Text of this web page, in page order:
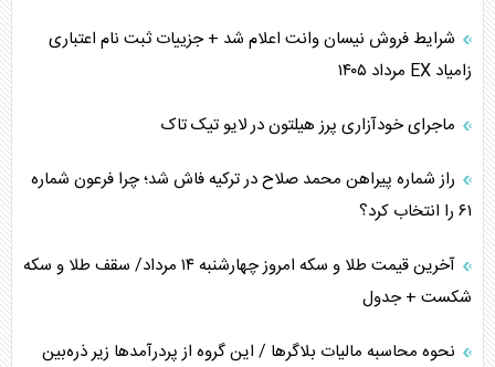
اهمیت راهبردی اردن برای آمریکا
پیام، ظرفیت بالفعل‌نشده تجارت ایران
همسویی عربستان با سنتکام علیه متحدان ایران
ترامپ و توهم خلع سلاح حماس
شرایط فروش نیسان وانت اعلام شد + جزییات ثبت نام اعتباری
زامیاد EX مرداد ۱۴۰۵
ماجرای خودآزاری پرز هیلتون در لایو تیک تاک
راز شماره پیراهن محمد صلاح در ترکیه فاش شد؛ چرا فرعون شماره
۶۱ را انتخاب کرد؟
آخرین قیمت طلا و سکه امروز چهارشنبه ۱۴ مرداد/ سقف طلا و سکه
شکست + جدول
نحوه محاسبه مالیات بلاگر‌ها / این گروه از پردرآمد‌ها زیر ذره‌بین